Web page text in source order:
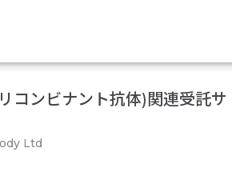
コンビナント抗体)関連受託サ
Ltd